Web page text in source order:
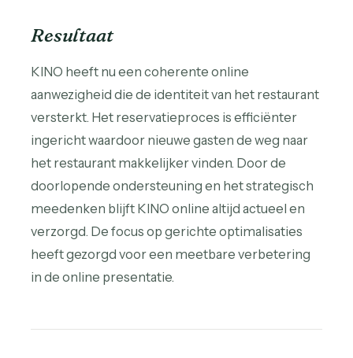
Resultaat
KINO heeft nu een coherente online
aanwezigheid die de identiteit van het restaurant
versterkt. Het reservatieproces is efficiënter
ingericht waardoor nieuwe gasten de weg naar
het restaurant makkelijker vinden. Door de
doorlopende ondersteuning en het strategisch
meedenken blijft KINO online altijd actueel en
verzorgd. De focus op gerichte optimalisaties
heeft gezorgd voor een meetbare verbetering
in de online presentatie.